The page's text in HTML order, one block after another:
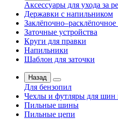
Аксессуары для ухода за
Державки с напильником
Заточные устройства
Круги для правки
Напильники
Шаблон для заточки
Назад
Для бензопил
Чехлы и футляры для шин
Пильные шины
Пильные цепи